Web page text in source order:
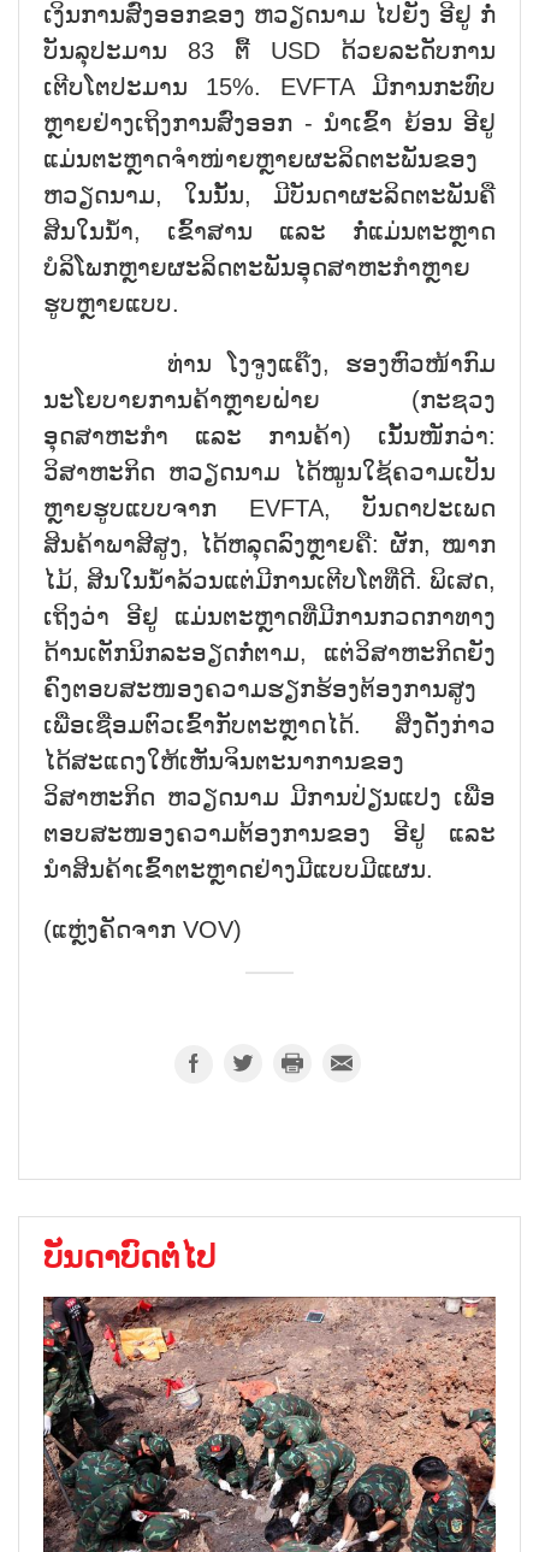
ເງິນການສົ່ງອອກຂອງ ຫວຽດນາມ ໄປຍັງ ອີຢູ ກໍ່
ບັນລຸປະມານ 83 ຕື້ USD ດ້ວຍລະດັບການ
ເຕີບໂຕປະມານ 15%. EVFTA ມີການກະທົບ
ຫຼາຍຢ່າງເຖິງການສົ່ງອອກ - ນຳເຂົ້າ ຍ້ອນ ອີຢູ
ແມ່ນຕະຫຼາດຈຳໜ່າຍຫຼາຍຜະລິດຕະພັນຂອງ
ຫວຽດນາມ, ໃນນັ້ນ, ມີບັນດາຜະລິດຕະພັນຄື
ສິນໃນນ້ຳ, ເຂົ້າສານ ແລະ ກໍ່ແມ່ນຕະຫຼາດ
ບໍລິໂພກຫຼາຍຜະລິດຕະພັນອຸດສາຫະກຳຫຼາຍ
ຮູບຫຼາຍແບບ.
ທ່ານ ໂງຈູງແຄ໊ງ, ຮອງຫົວໜ້າກົມ
ນະໂຍບາຍການຄ້າຫຼາຍຝ່າຍ (ກະຊວງ
ອຸດສາຫະກຳ ແລະ ການຄ້າ) ເນັ້ນໜັກວ່າ:
ວິສາຫະກິດ ຫວຽດນາມ ໄດ້ໝູນໃຊ້ຄວາມເປັນ
ຫຼາຍຮູບແບບຈາກ EVFTA, ບັນດາປະເພດ
ສິນຄ້າພາສີສູງ, ໄດ້ຫລຸດລົງຫຼາຍຄື: ຜັກ, ໝາກ
ໄມ້, ສິນໃນນ້ຳລ້ວນແຕ່ມີການເຕີບໂຕທີ່ດີ. ພິເສດ,
ເຖິງວ່າ ອີຢູ ແມ່ນຕະຫຼາດທີ່ມີການກວດກາທາງ
ດ້ານເຕັກນິກລະອຽດກໍ່ຕາມ, ແຕ່ວິສາຫະກິດຍັງ
ຄົງຕອບສະໜອງຄວາມຮຽກຮ້ອງຕ້ອງການສູງ
ເພື່ອເຊື່ອມຕົວເຂົ້າກັບຕະຫຼາດໄດ້. ສິ່ງດັ່ງກ່າວ
ໄດ້ສະແດງໃຫ້ເຫັນຈິນຕະນາການຂອງ
ວິສາຫະກິດ ຫວຽດນາມ ມີການປ່ຽນແປງ ເພື່ອ
ຕອບສະໜອງຄວາມຕ້ອງການຂອງ ອີຢູ ແລະ
ນຳສິນຄ້າເຂົ້າຕະຫຼາດຢ່າງມີແບບມີແຜນ.
(ແຫຼ່ງຄັດຈາກ VOV)
ບັນດາບົດຕໍ່ໄປ